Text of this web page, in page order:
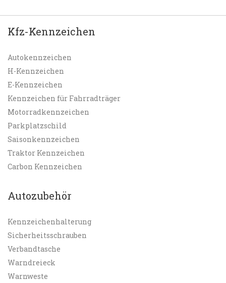
Kfz-Kennzeichen
Autokennzeichen
H-Kennzeichen
E-Kennzeichen
Kennzeichen für Fahrradträger
Motorradkennzeichen
Parkplatzschild
Saisonkennzeichen
Traktor Kennzeichen
Carbon Kennzeichen
Autozubehör
Kennzeichenhalterung
Sicherheitsschrauben
Verbandtasche
Warndreieck
Warnweste